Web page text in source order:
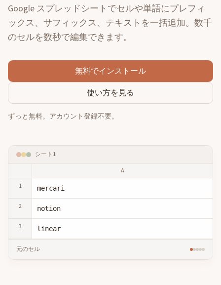
Google スプレッドシートでセルや単語にプレフィ
ックス、サフィックス、テキストを一括追加。数千
のセルを数秒で編集できます。
無料でインストール
使い方を見る
ずっと無料。アカウント登録不要。
シート1
A
1
mercari
2 notion
3 linear
元のセル